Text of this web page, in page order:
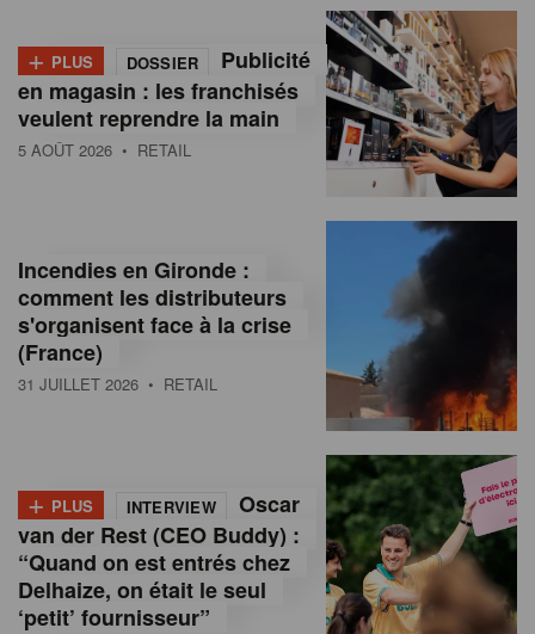
+ PLUS DOSSIER
Publicité
en magasin : les franchisés
veulent reprendre la main
5 AOÛT 2026 • RETAIL
Incendies en Gironde :
comment les distributeurs
s'organisent face à la crise
(France)
31 JUILLET 2026 • RETAIL
+ PLUS INTERVIEW
Oscar
van der Rest (CEO Buddy) :
“Quand on est entrés chez
Delhaize, on était le seul
‘petit’ fournisseur”